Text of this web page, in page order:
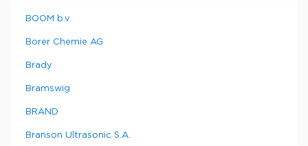
BOOM b.v.
Borer Chemie AG
Brady
Bramswig
BRAND
Branson Ultrasonic S.A.